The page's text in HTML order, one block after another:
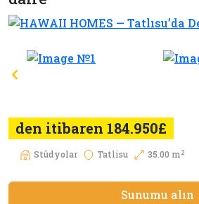
den itibaren 184.950£
Stüdyolar Tatlisu 35.00 m2
Sunumu alın